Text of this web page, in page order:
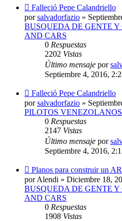
Nuevo
mensaje
Falleció Pepe Calandriello
porsalvadorfazio »
BUSQUEDA DE GENTE Y
AND CARS
0 Respuestas
2202 Vistas
Último mensaje por
Septiembre 4, 2016,
Nuevo
mensaje
Falleció Pepe Calandriello
porsalvadorfazio »
PILOTOS
0 Respuestas
2147 Vistas
Último mensaje por
Septiembre 4, 2016,
Nuevo
mensaje
Planos para construir un
porAlendi » Diciembre 18,
BUSQUEDA DE GENTE Y
AND CARS
0 Respuestas
1908 Vistas